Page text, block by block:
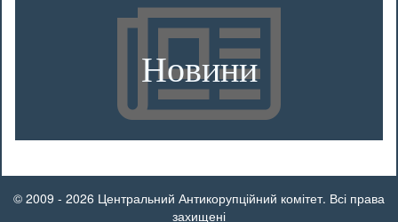
Новини
© 2009 - 2026 Центральний Антикорупційний комітет. Всі права
захищені